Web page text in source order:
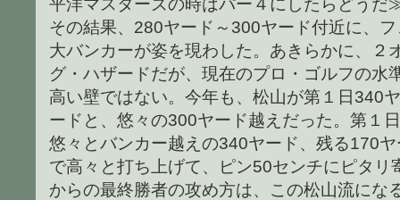
平洋マスターズの時はパー４にしたらどう
その結果、280ヤード～300ヤード付近に、
大バンカーが姿を現わした。あきらかに、２
グ・ハザードだが、現在のプロ・ゴルフの水
高い壁ではない。今年も、松山が第１日
ードと、悠々の300ヤード越えだった。第１
悠々とバンカー越えの340ヤード、残る170
で高々と打ち上げて、ピン50センチにピタリ
からの最終勝者の攻め方は、この松山流にな